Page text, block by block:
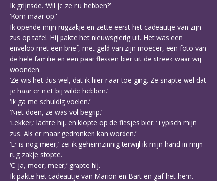
Ik grijnsde. ‘Wil je ze nu hebben?’
‘Kom maar op.’
Ik opende mijn rugzakje en zette eerst het cadeautje van zijn
zus op tafel. Hij pakte het nieuwsgierig uit. Het was een
envelop met een brief, met geld van zijn moeder, een foto van
de hele familie en een paar flessen bier uit de streek waar wij
woonden.
‘Ze wis het dus wel, dat ik hier naar toe ging. Ze snapte wel dat
je haar er niet bij wilde hebben.’
‘Ik ga me schuldig voelen.’
‘Niet doen, ze was vol begrip.’
‘Lekker,’ lachte hij, en klopte op de flesjes bier. ‘Typisch mijn
zus. Als er maar gedronken kan worden.’
‘Er is nog meer,’ zei ik geheimzinnig terwijl ik mijn hand in mijn
rug zakje stopte.
‘O ja, meer, meer,’ grapte hij.
Ik pakte het cadeautje van Marion en Bart en gaf het hem.